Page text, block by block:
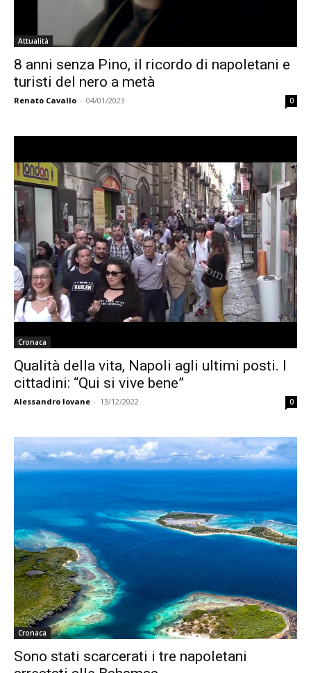
Attualità
8 anni senza Pino, il ricordo di napoletani e
turisti del nero a metà
Renato Cavallo - 04/01/2023 0
Cronaca
Qualità della vita, Napoli agli ultimi posti. I
cittadini: “Qui si vive bene”
Alessandro Iovane - 13/12/2022 0
Cronaca
Sono stati scarcerati i tre napoletani